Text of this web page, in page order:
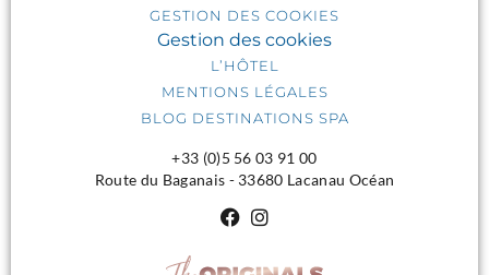
GESTION DES COOKIES
Gestion des cookies
L’HÔTEL
MENTIONS LÉGALES
BLOG DESTINATIONS SPA
+33 (0)5 56 03 91 00
Route du Baganais - 33680 Lacanau Océan